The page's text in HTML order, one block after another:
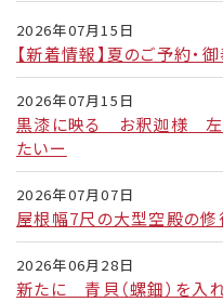
2026年07月15日
【新着情報】夏のご予約・
2026年07月15日
黒漆に映る お釈迦様 左
たいー
2026年07月07日
屋根幅7尺の大型空殿の修
2026年06月28日
新たに 青貝（螺鈿）を入